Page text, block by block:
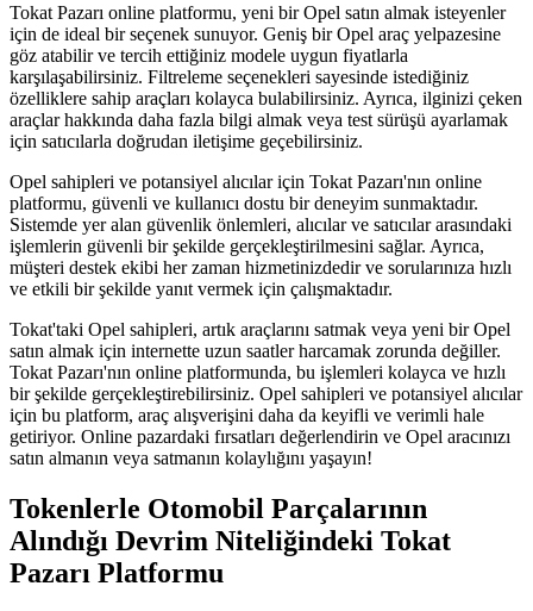
Tokat Pazarı online platformu, yeni bir Opel satın almak isteyenler
için de ideal bir seçenek sunuyor. Geniş bir Opel araç yelpazesine
göz atabilir ve tercih ettiğiniz modele uygun fiyatlarla
karşılaşabilirsiniz. Filtreleme seçenekleri sayesinde istediğiniz
özelliklere sahip araçları kolayca bulabilirsiniz. Ayrıca, ilginizi çeken
araçlar hakkında daha fazla bilgi almak veya test sürüşü ayarlamak
için satıcılarla doğrudan iletişime geçebilirsiniz.
Opel sahipleri ve potansiyel alıcılar için Tokat Pazarı'nın online
platformu, güvenli ve kullanıcı dostu bir deneyim sunmaktadır.
Sistemde yer alan güvenlik önlemleri, alıcılar ve satıcılar arasındaki
işlemlerin güvenli bir şekilde gerçekleştirilmesini sağlar. Ayrıca,
müşteri destek ekibi her zaman hizmetinizdedir ve sorularınıza hızlı
ve etkili bir şekilde yanıt vermek için çalışmaktadır.
Tokat'taki Opel sahipleri, artık araçlarını satmak veya yeni bir Opel
satın almak için internette uzun saatler harcamak zorunda değiller.
Tokat Pazarı'nın online platformunda, bu işlemleri kolayca ve hızlı
bir şekilde gerçekleştirebilirsiniz. Opel sahipleri ve potansiyel alıcılar
için bu platform, araç alışverişini daha da keyifli ve verimli hale
getiriyor. Online pazardaki fırsatları değerlendirin ve Opel aracınızı
satın almanın veya satmanın kolaylığını yaşayın!
Tokenlerle Otomobil Parçalarının
Alındığı Devrim Niteliğindeki Tokat
Pazarı Platformu